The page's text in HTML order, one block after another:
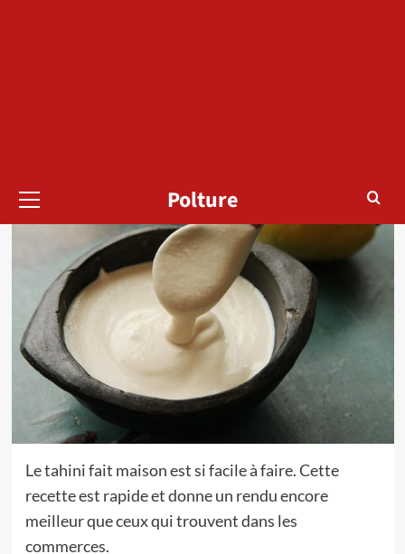
principal
Polture
Le tahini fait maison est si facile à faire. Cette
recette est rapide et donne un rendu encore
meilleur que ceux qui trouvent dans les
commerces.